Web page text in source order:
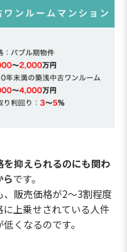
抑えられるのにも関わ
です。
販売価格が2～3割程度
上乗せされている人件
くなるのです。